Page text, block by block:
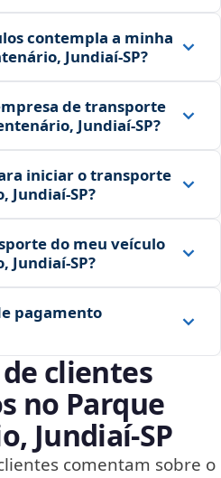
contempla a minha
Jundiaí‑SP?
de transporte
Jundiaí‑SP?
iniciar o transporte
Jundiaí‑SP?
do meu veículo
Jundiaí‑SP?
pagamento
clientes
no Parque
Jundiaí‑SP
comentam sobre o